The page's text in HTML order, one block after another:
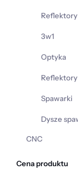
Reflektory
3w1
Optyka
Reflektory
Spawarki
Dysze
CNC
Cena produktu